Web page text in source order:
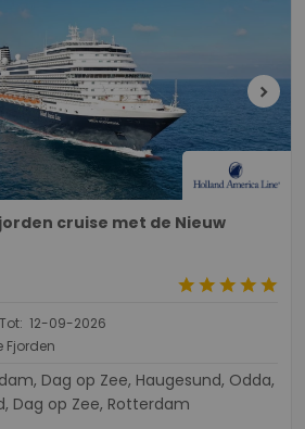
chevron_right
cruise met de Nieuw
starstarstarstarstar
12-09-2026
Fjorden
Dag op Zee, Rotterdam